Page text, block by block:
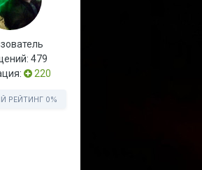
479
220
РЕЙТИНГ 0%